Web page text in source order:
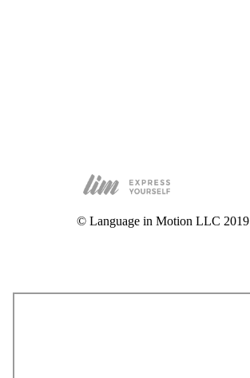
© Language in Motion LLC 2019